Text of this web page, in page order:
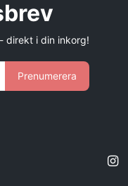
direkt i din inkorg!
Prenumerera